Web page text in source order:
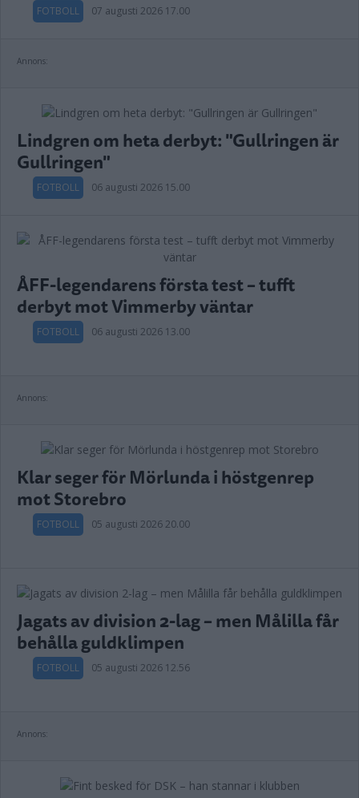
FOTBOLL 07 augusti 2026 17.00
Annons:
Lindgren om heta derbyt: "Gullringen är
Gullringen"
FOTBOLL 06 augusti 2026 15.00
ÅFF-legendarens första test – tufft
derbyt mot Vimmerby väntar
FOTBOLL 06 augusti 2026 13.00
Annons:
Klar seger för Mörlunda i höstgenrep
mot Storebro
FOTBOLL 05 augusti 2026 20.00
Jagats av division 2-lag – men Målilla får
behålla guldklimpen
FOTBOLL 05 augusti 2026 12.56
Annons: